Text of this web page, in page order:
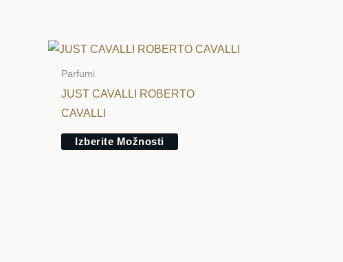
izdelka
Parfumi
JUST CAVALLI ROBERTO
CAVALLI
Izberite Možnosti
Ta
ima